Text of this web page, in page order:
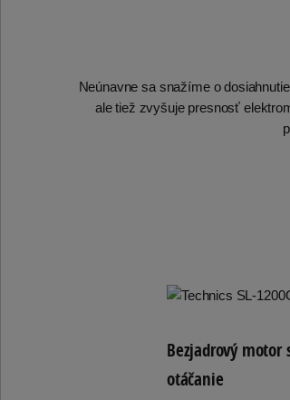
Neúnavne sa snažíme o
ale tiež zvyšuje presnosť
Bezjadrový
otáčanie